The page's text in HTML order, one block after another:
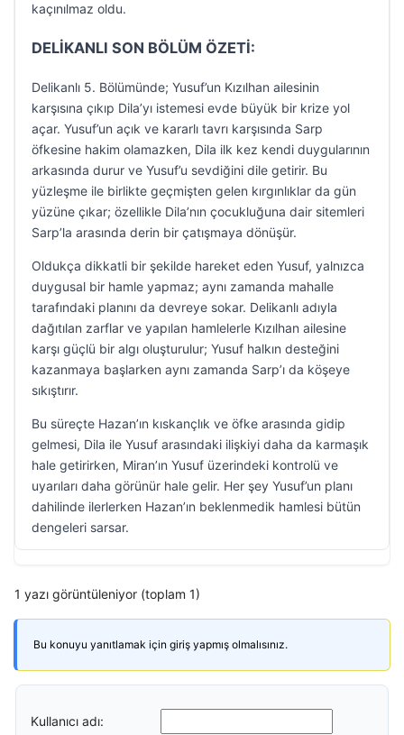
kaçınılmaz oldu.
DELİKANLI SON BÖLÜM ÖZETİ:
Delikanlı 5. Bölümünde; Yusuf’un Kızılhan ailesinin
karşısına çıkıp Dila’yı istemesi evde büyük bir krize yol
açar. Yusuf’un açık ve kararlı tavrı karşısında Sarp
öfkesine hakim olamazken, Dila ilk kez kendi duygularının
arkasında durur ve Yusuf’u sevdiğini dile getirir. Bu
yüzleşme ile birlikte geçmişten gelen kırgınlıklar da gün
yüzüne çıkar; özellikle Dila’nın çocukluğuna dair sitemleri
Sarp’la arasında derin bir çatışmaya dönüşür.
Oldukça dikkatli bir şekilde hareket eden Yusuf, yalnızca
duygusal bir hamle yapmaz; aynı zamanda mahalle
tarafındaki planını da devreye sokar. Delikanlı adıyla
dağıtılan zarflar ve yapılan hamlelerle Kızılhan ailesine
karşı güçlü bir algı oluşturulur; Yusuf halkın desteğini
kazanmaya başlarken aynı zamanda Sarp’ı da köşeye
sıkıştırır.
Bu süreçte Hazan’ın kıskançlık ve öfke arasında gidip
gelmesi, Dila ile Yusuf arasındaki ilişkiyi daha da karmaşık
hale getirirken, Miran’ın Yusuf üzerindeki kontrolü ve
uyarıları daha görünür hale gelir. Her şey Yusuf’un planı
dahilinde ilerlerken Hazan’ın beklenmedik hamlesi bütün
dengeleri sarsar.
1 yazı görüntüleniyor (toplam 1)
Bu konuyu yanıtlamak için giriş yapmış olmalısınız.
Kullanıcı adı: